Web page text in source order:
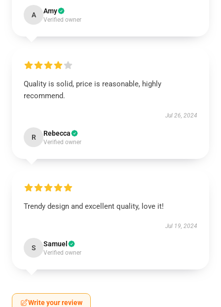
A Amy
Verified owner
Quality is solid, price is reasonable, highly
recommend.
Jul 26, 2024
R Rebecca
Verified owner
Trendy design and excellent quality, love it!
Jul 19, 2024
S Samuel
Verified owner
Write your review